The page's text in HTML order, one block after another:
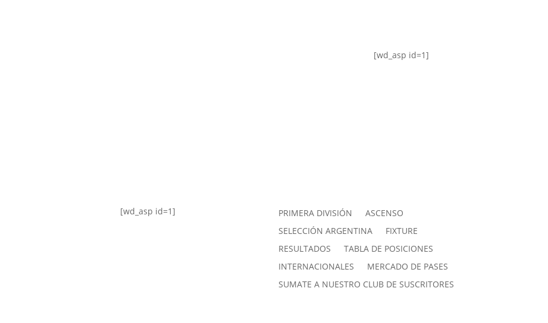
[wd_asp id=1]
[wd_asp id=1] PRIMERA DIVISIÓN
ASCENSO
SELECCIÓN ARGENTINA
FIXTURE
RESULTADOS
TABLA DE POSICIONES
INTERNACIONALES
MERCADO DE PASES
SUMATE A NUESTRO CLUB DE SUSCRITORES